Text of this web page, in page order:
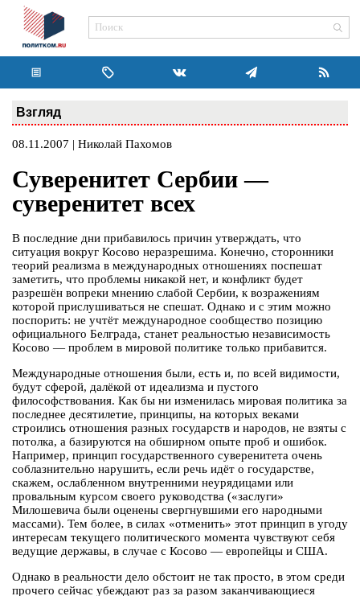
Взгляд
08.11.2007 | Николай Пахомов
Суверенитет Сербии —
суверенитет всех
В последние дни прибавилось причин утверждать, что
ситуация вокруг Косово неразрешима. Конечно, сторонники
теорий реализма в международных отношениях поспешат
заметить, что проблемы никакой нет, и конфликт будет
разрешён вопреки мнению слабой Сербии, к возражениям
которой прислушиваться не спешат. Однако и с этим можно
поспорить: не учтёт международное сообщество позицию
официального Белграда, станет реальностью независимость
Косово — проблем в мировой политике только прибавится.
Международные отношения были, есть и, по всей видимости,
будут сферой, далёкой от идеализма и пустого
философствования. Как бы ни изменилась мировая политика за
последнее десятилетие, принципы, на которых веками
строились отношения разных государств и народов, не взяты с
потолка, а базируются на обширном опыте проб и ошибок.
Например, принцип государственного суверенитета очень
соблазнительно нарушить, если речь идёт о государстве,
скажем, ослабленном внутренними неурядицами или
провальным курсом своего руководства («заслуги»
Милошевича были оценены свергнувшими его народными
массами). Тем более, в силах «отменить» этот принцип в угоду
интересам текущего политического момента чувствуют себя
ведущие державы, в случае с Косово — европейцы и США.
Однако в реальности дело обстоит не так просто, в этом среди
прочего сейчас убеждают раз за разом заканчивающиеся